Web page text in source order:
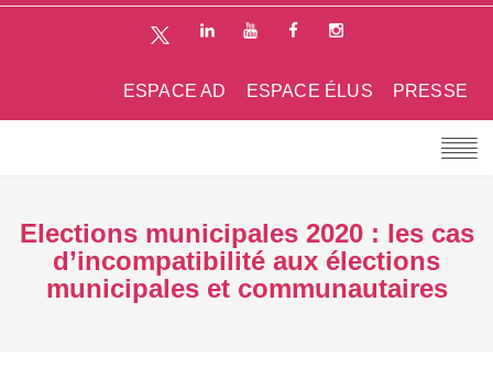
PRESSE
ESPACE ÉLUS
ESPACE AD
Elections municipales 2020 : les cas
d’incompatibilité aux élections
municipales et communautaires